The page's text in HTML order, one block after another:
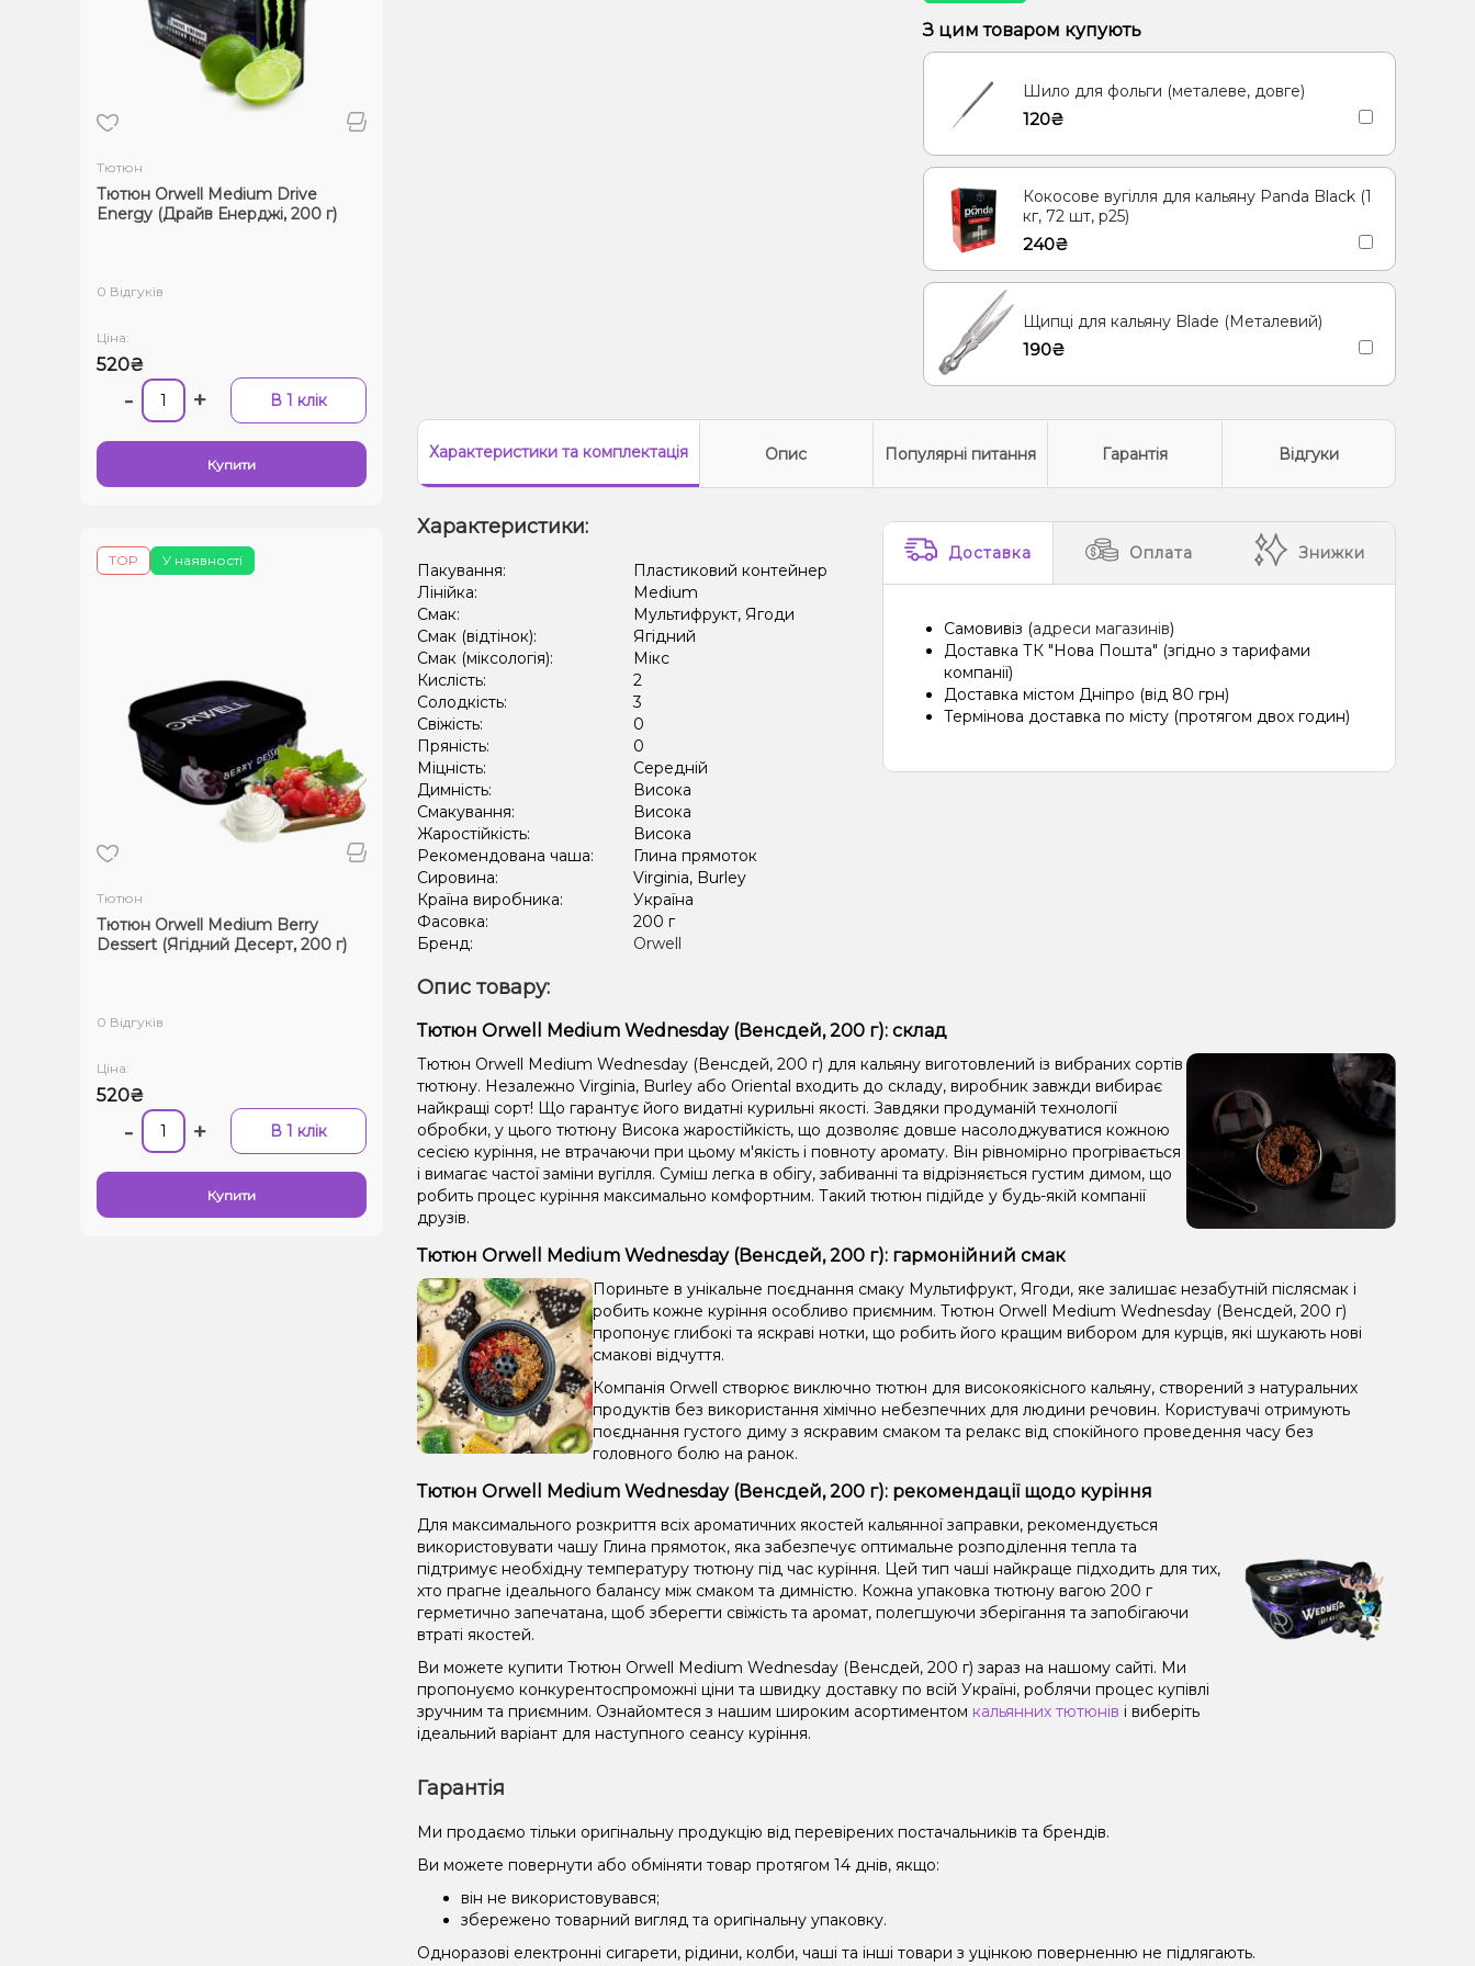
Тютюн
Тютюн Orwell Medium Drive
Energy (Драйв Енерджі, 200 г)
0 Відгуків
Ціна:
520₴
- + В 1 клік
Купити
У наявності
TOP
Тютюн
Тютюн Orwell Medium Berry
Dessert (Ягідний Десерт, 200 г)
0 Відгуків
Ціна:
520₴
- + В 1 клік
Купити
Кола, Троянда
Мультифрукт, Троянда
З цим товаром купують
Шило для фольги (металеве, довге)
120₴
Кокосове вугілля для кальяну Panda Black (1
кг, 72 шт, р25)
240₴
Щипці для кальяну Blade (Металевий)
190₴
Характеристикита комплектація Опис Популярні питання Гарантія Відгуки
Характеристики:
Пакування:
Пластиковий контейнер
Лінійка:
Medium
Смак:
Мультифрукт, Ягоди
Смак (відтінок):
Ягідний
Смак (міксологія):
Мікс
Кислість:
2
Солодкість:
3
Свіжість:
0
Пряність:
0
Міцність:
Середній
Димність:
Висока
Смакування:
Висока
Жаростійкість:
Висока
Рекомендована чаша:
Глина прямоток
Сировина:
Virginia, Burley
Країна виробника:
Україна
Фасовка:
200 г
Бренд:
Orwell
Доставка Оплата Знижки
Самовивіз (адреси магазинів)
Доставка ТК "Нова Пошта" (згідно з тарифами
компанії)
Доставка містом Дніпро (від 80 грн)
Термінова доставка по місту (протягом двох годин)
Опис товару:
Тютюн Orwell Medium Wednesday (Венсдей, 200 г): склад
Тютюн Orwell Medium Wednesday (Венсдей, 200 г) для кальяну виготовлений із вибраних сортів
тютюну. Незалежно Virginia, Burley або Oriental входить до складу, виробник завжди вибирає
найкращі сорт! Що гарантує його видатні курильні якості. Завдяки продуманій технології
обробки, у цього тютюну Висока жаростійкість, що дозволяє довше насолоджуватися кожною
сесією куріння, не втрачаючи при цьому м'якість і повноту аромату. Він рівномірно прогрівається
і вимагає частої заміни вугілля. Суміш легка в обігу, забиванні та відрізняється густим димом, що
робить процес куріння максимально комфортним. Такий тютюн підійде у будь-якій компанії
друзів.
Тютюн Orwell Medium Wednesday (Венсдей, 200 г): гармонійний смак
Пориньте в унікальне поєднання смаку Мультифрукт, Ягоди, яке залишає незабутній післясмак і
робить кожне куріння особливо приємним. Тютюн Orwell Medium Wednesday (Венсдей, 200 г)
пропонує глибокі та яскраві нотки, що робить його кращим вибором для курців, які шукають нові
смакові відчуття.
Компанія Orwell створює виключно тютюн для високоякісного кальяну, створений з натуральних
продуктів без використання хімічно небезпечних для людини речовин. Користувачі отримують
поєднання густого диму з яскравим смаком та релакс від спокійного проведення часу без
головного болю на ранок.
Тютюн Orwell Medium Wednesday (Венсдей, 200 г): рекомендації щодо куріння
Для максимального розкриття всіх ароматичних якостей кальянної заправки, рекомендується
використовувати чашу Глина прямоток, яка забезпечує оптимальне розподілення тепла та
підтримує необхідну температуру тютюну під час куріння. Цей тип чаші найкраще підходить для тих,
хто прагне ідеального балансу між смаком та димністю. Кожна упаковка тютюну вагою 200 г
герметично запечатана, щоб зберегти свіжість та аромат, полегшуючи зберігання та запобігаючи
втраті якостей.
Ви можете купити Тютюн Orwell Medium Wednesday (Венсдей, 200 г) зараз на нашому сайті. Ми
пропонуємо конкурентоспроможні ціни та швидку доставку по всій Україні, роблячи процес купівлі
зручним та приємним. Ознайомтеся з нашим широким асортиментом кальянних тютюнів і виберіть
ідеальний варіант для наступного сеансу куріння.
Гарантія
Ми продаємо тільки оригінальну продукцію від перевірених постачальників та брендів.
Ви можете повернути або обміняти товар протягом 14 днів, якщо:
він не використовувався;
збережено товарний вигляд та оригінальну упаковку.
Одноразові електронні сигарети, рідини, колби, чаші та інші товари з уцінкою поверненню не підлягають.